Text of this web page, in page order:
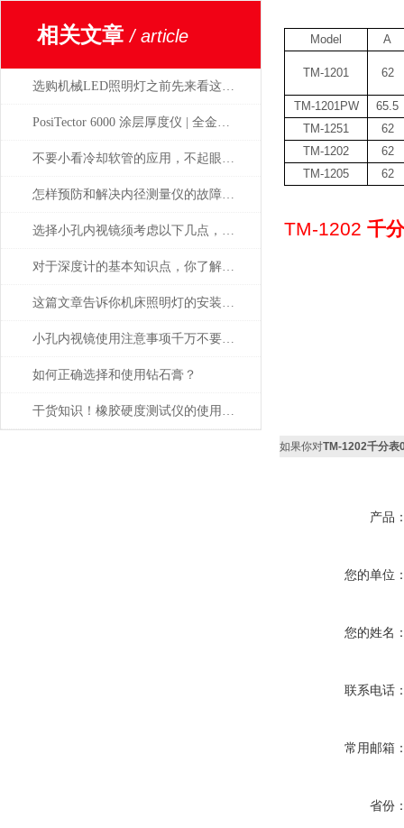
相关文章/ article
选购机械LED照明灯之前先来看这篇攻略准没错
PosiTector 6000 涂层厚度仪 | 全金属通用 高精度工业测厚解决方案
不要小看冷却软管的应用，不起眼用处却很大！
怎样预防和解决内径测量仪的故障问题？
选择小孔内视镜须考虑以下几点，避免出错
对于深度计的基本知识点，你了解多少？
这篇文章告诉你机床照明灯的安装以及应用
小孔内视镜使用注意事项千万不要忘了，牢记
如何正确选择和使用钻石膏？
干货知识！橡胶硬度测试仪的使用说明
Model A
TM-1201 62
TM-1201PW
65.5
TM-1251
62
TM-1202
62
TM-1205
62
TM-1202 千
如果你对TM-1202千分表
产品
您的单位
您的姓名
联系电话
常用邮箱
省份